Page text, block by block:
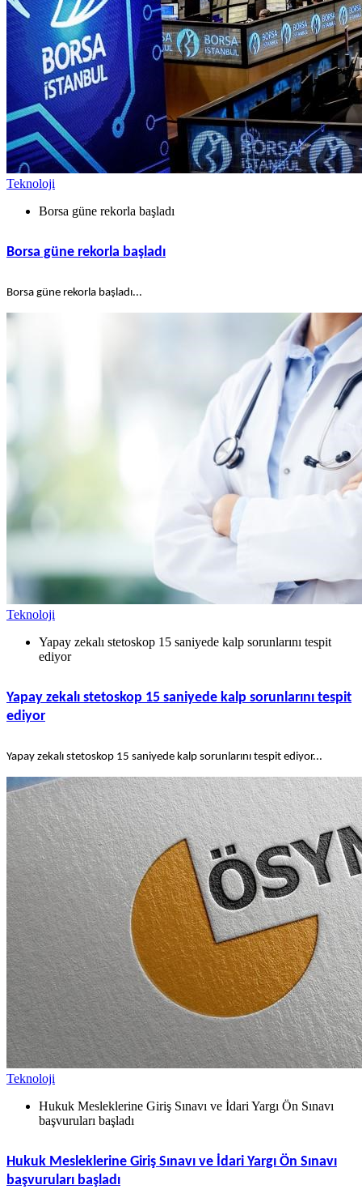
Teknoloji
Borsa güne rekorla başladı
Borsa güne rekorla başladı
Borsa güne rekorla başladı...
Teknoloji
Yapay zekalı stetoskop 15 saniyede kalp sorunlarını tespit
ediyor
Yapay zekalı stetoskop 15 saniyede kalp sorunlarını tespit
ediyor
Yapay zekalı stetoskop 15 saniyede kalp sorunlarını tespit ediyor...
Teknoloji
Hukuk Mesleklerine Giriş Sınavı ve İdari Yargı Ön Sınavı
başvuruları başladı
Hukuk Mesleklerine Giriş Sınavı ve İdari Yargı Ön Sınavı
başvuruları başladı